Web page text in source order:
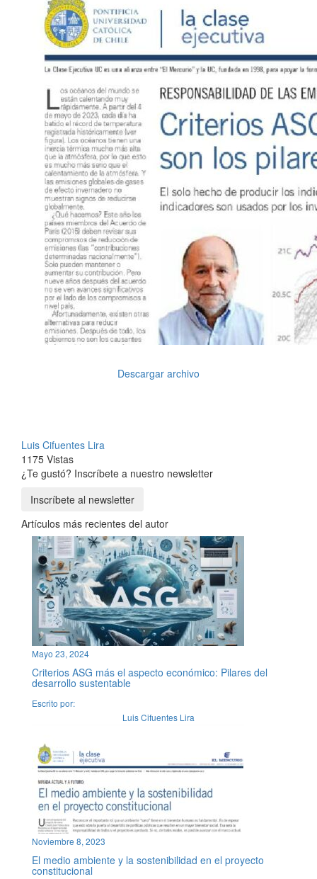
Descargar archivo
Luis Cifuentes Lira
1175 Vistas
¿Te gustó? Inscríbete a nuestro newsletter
Inscríbete al newsletter
Artículos más recientes del autor
Mayo 23, 2024
Criterios ASG más el aspecto económico: Pilares del
desarrollo sustentable
Escrito por:
Luis Cifuentes Lira
Noviembre 8, 2023
El medio ambiente y la sostenibilidad en el proyecto
constitucional